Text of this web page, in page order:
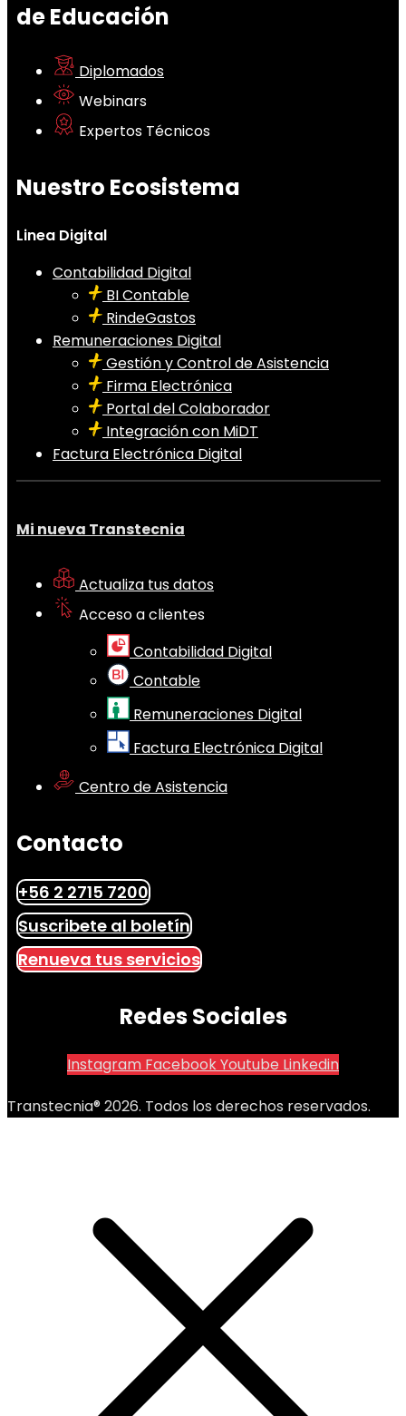
de Educación
Diplomados
Webinars
Expertos Técnicos
Nuestro Ecosistema
Linea Digital
Contabilidad Digital
BI Contable
RindeGastos
Remuneraciones Digital
Gestión y Control de Asistencia
Firma Electrónica
Portal del Colaborador
Integración con MiDT
Factura Electrónica Digital
Mi nueva Transtecnia
Actualiza tus datos
Acceso a clientes
Contabilidad Digital
Contable
Remuneraciones Digital
Factura Electrónica Digital
Centro de Asistencia
Contacto
+56 2 2715 7200
Suscribete al boletín
Renueva tus servicios
Redes Sociales
Instagram FacebookYoutube Linkedin
Transtecnia® 2026. Todos los derechos reservados.